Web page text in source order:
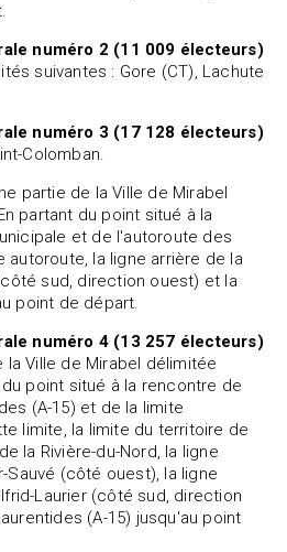
numéro 2 (11 009 électeurs)
suivantes : Gore (CT), Lachute
numéro 3 (17 128 électeurs)
Colomban.
partie de la Ville de Mirabel
partant du point situé à la
et de l'autoroute des
autoroute, la ligne arrière de la
sud, direction ouest) et la
point de départ.
numéro 4 (13 257 électeurs)
Ville de Mirabel délimitée
point situé à la rencontre de
(A-15) et de la limite
limite, la limite du territoire de
la Rivière-du-Nord, la ligne
Sauvé (côté ouest), la ligne
Laurier (côté sud, direction
(A-15) jusqu'au point